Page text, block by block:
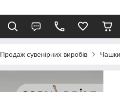
Продаж сувенірних виробів